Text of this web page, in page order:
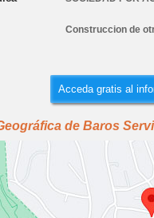
Construccion de
Acceda gratis al
de Baros